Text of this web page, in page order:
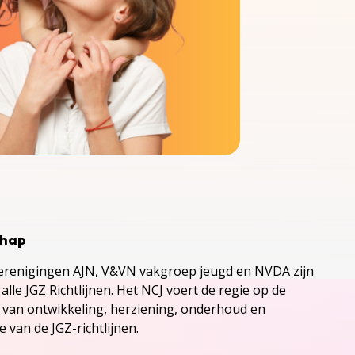
AJN, V&VN vakgroep jeugd en NVDA zijn
JGZ Richtlijnen. Het NCJ voert de regie op de
van ontwikkeling, herziening, onderhoud en
van de JGZ-richtlijnen.